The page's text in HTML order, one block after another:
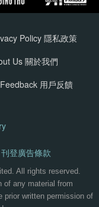
Policy 隱私政策
Us 關於我們
Feedback 用戶反饋
登廣告條款
All rights reserved.
of any material from
prior written permission of